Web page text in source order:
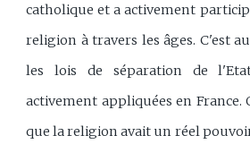
catholique et a activement
religion à travers les âges. C'est
les lois de séparation de
activement appliquées en France.
que la religion avait un réel